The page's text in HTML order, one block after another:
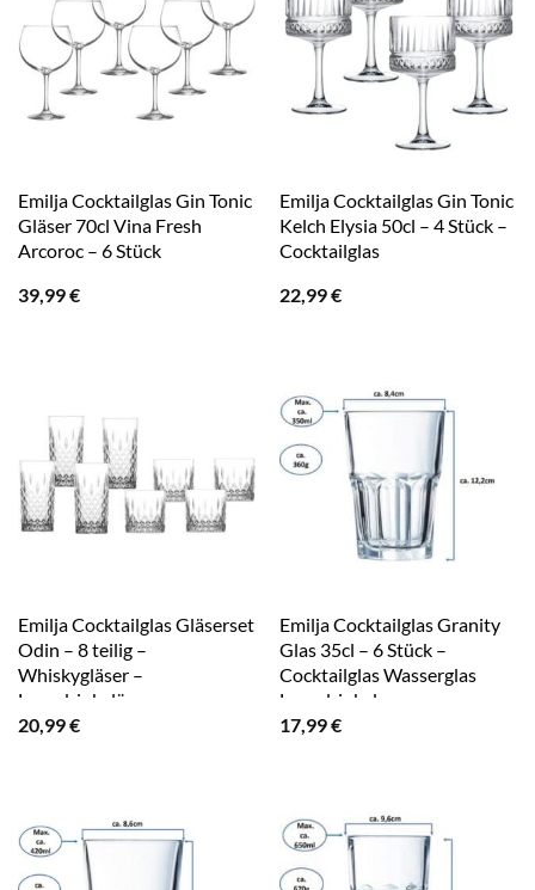
Emilja Cocktailglas Gin Tonic
Gläser 70cl Vina Fresh
Arcoroc – 6 Stück
39,99€
Emilja Cocktailglas Gin Tonic
Kelch Elysia 50cl – 4 Stück –
Cocktailglas
22,99€
Emilja Cocktailglas Gläserset
Odin – 8 teilig –
Whiskygläser –
Longdrinkgläser
20,99€
Emilja Cocktailglas Granity
Glas 35cl – 6 Stück –
Cocktailglas Wasserglas
Longdrinkglas
17,99€